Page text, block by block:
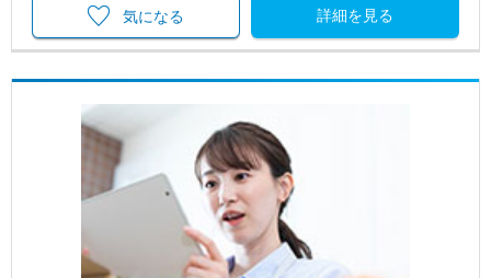
詳細を見る
気になる